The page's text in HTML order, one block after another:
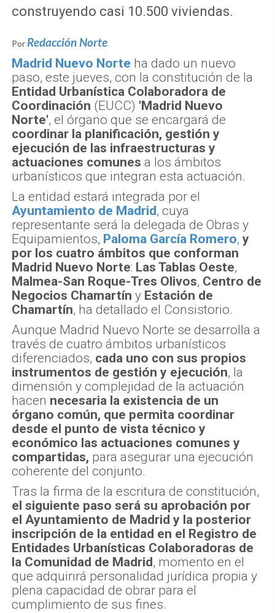
construyendo casi 10.500 viviendas.
Por Redacción Norte
Madrid Nuevo Norte ha dado un nuevo
paso, este jueves, con la constitución de la
Entidad Urbanística Colaboradora de
Coordinación (EUCC) 'Madrid Nuevo
Norte', el órgano que se encargará de
coordinar la planificación, gestión y
ejecución de las infraestructuras y
actuaciones comunes a los ámbitos
urbanísticos que integran esta actuación.
La entidad estará integrada por el
Ayuntamiento de Madrid, cuya
representante será la delegada de Obras y
Equipamientos, Paloma García Romero, y
por los cuatro ámbitos que conforman
Madrid Nuevo Norte: Las Tablas Oeste,
Malmea-San Roque-Tres Olivos, Centro de
Negocios Chamartín y Estación de
Chamartín, ha detallado el Consistorio.
Aunque Madrid Nuevo Norte se desarrolla a
través de cuatro ámbitos urbanísticos
diferenciados, cada uno con sus propios
instrumentos de gestión y ejecución, la
dimensión y complejidad de la actuación
hacen necesaria la existencia de un
órgano común, que permita coordinar
desde el punto de vista técnico y
económico las actuaciones comunes y
compartidas, para asegurar una ejecución
coherente del conjunto.
Tras la firma de la escritura de constitución,
el siguiente paso será su aprobación por
el Ayuntamiento de Madrid y la posterior
inscripción de la entidad en el Registro de
Entidades Urbanísticas Colaboradoras de
la Comunidad de Madrid, momento en el
que adquirirá personalidad jurídica propia y
plena capacidad de obrar para el
cumplimiento de sus fines.